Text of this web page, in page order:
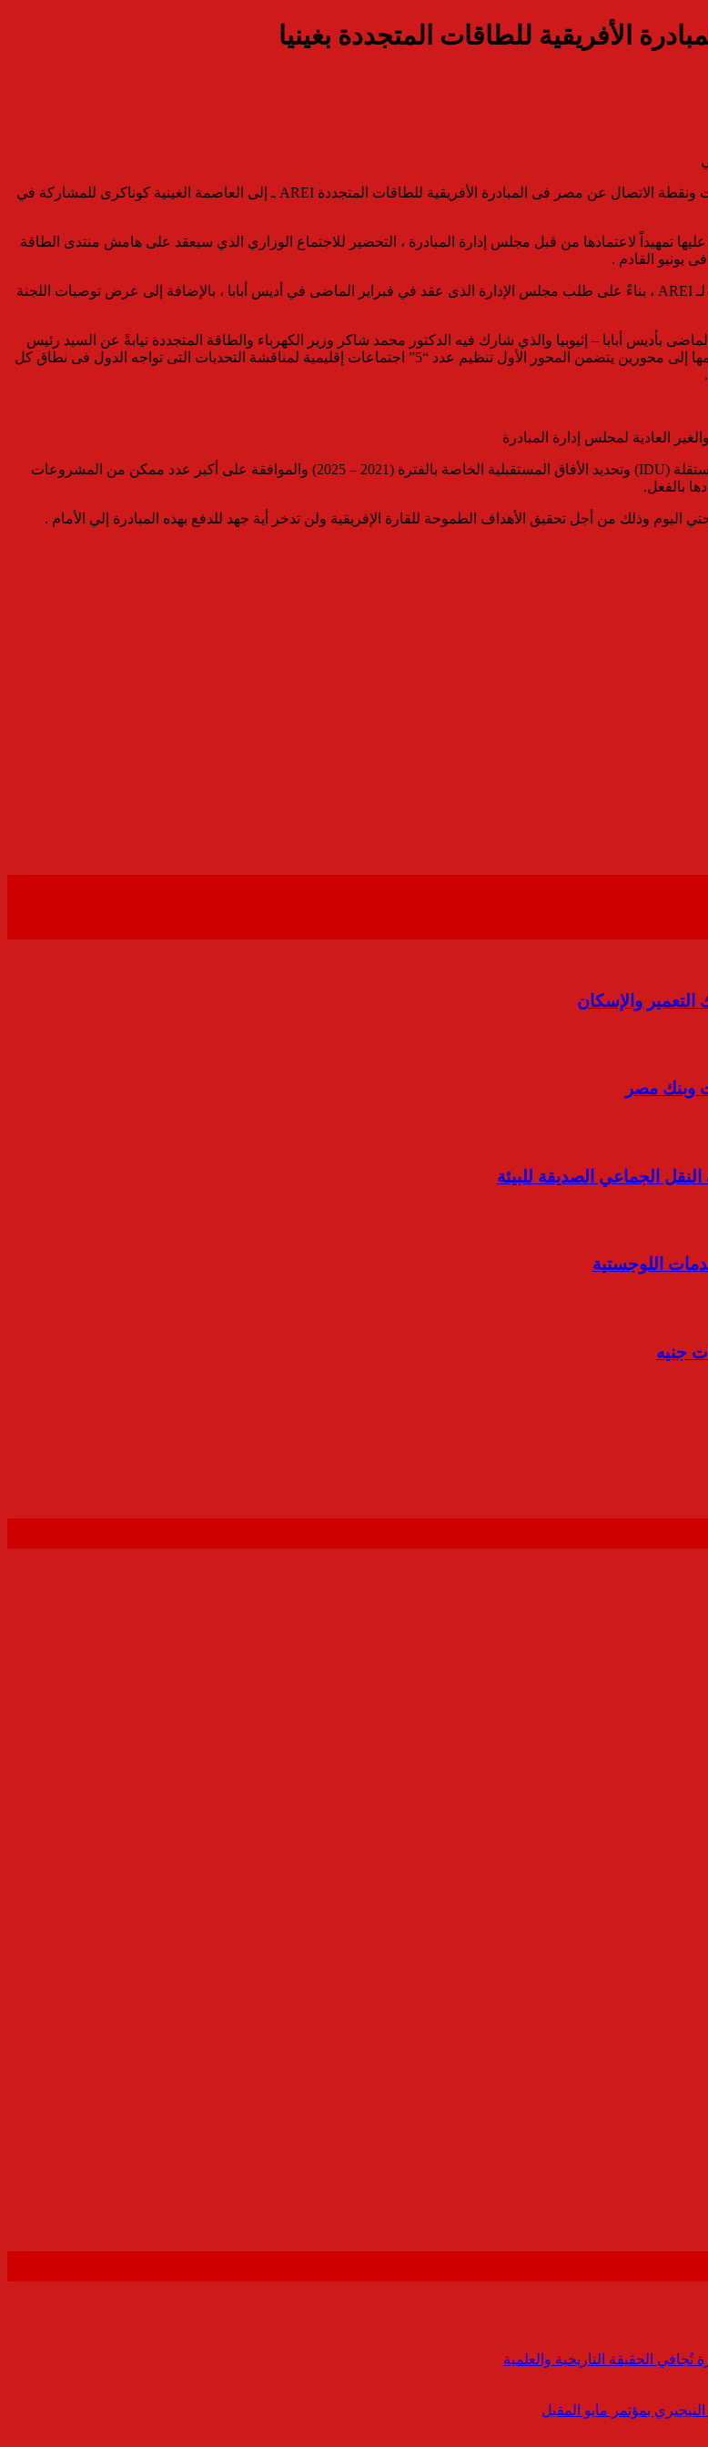
الأفريقية للطاقات المتجددة بغينيا
يتوجه الدكتور محمد موسى عمران ـ وكيل أول الوزارة للبحوث والتخطيط ومتابعة الهيئات ونقطة الاتصال عن مصر فى المبادرة الأفريقية للطاقات المتجددة AREI ـ إلى العاصمة الغينية كوناكرى للمشاركة في
تمهيداً لاعتمادها من قبل مجلس إدارة المبادرة ، التحضير للاجتماع الوزاري الذي سيعقد على هامش منتدى الطاقة
وأضاف أنه سيتم خلال الإجتماعات أيضاً تحليل واقتراح معايير اختيار المقر الدائم لمبادرة لـ AREI ، بناءً على طلب مجلس الإدارة الذى عقد في فبراير الماضى في أديس أبابا ، بالإضافة إلى عرض توصيات اللجنة
بأديس أبابا – إثيوبيا والذي شارك فيه الدكتور محمد شاكر وزير الكهرباء والطاقة المتجددة نيابةً عن السيد رئيس
الجمهورية حيث تم تحديد أنشطة وحدة التنفيذ المستقلة (IDU) خلال عام 2019 وتم تقسيمها إلى محورين يتضمن المحور الأول تنظيم عدد “5” اجتماعات إقليمية لمناقشة التحديات التى تواجه الدول فى نطاق كل
العادية لمجلس إدارة المبادرة
وأضاف أن هذه الأنشطة تهدف إلى رصد التقدم المحرز في برنامج عمل وحدة التنفيذ المستقلة (IDU) وتحديد الأفاق المستقبلية الخاصة بالفترة (2021 – 2025) والموافقة على أكبر عدد ممكن من المشروعات
بالفعل.
والإسكان
الجماعي الصديقة للبيئة
اللوجستية
الحقيقة التاريخية والعلمية
بمؤتمر مايو المقبل